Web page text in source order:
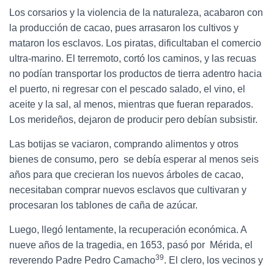
Los corsarios y la violencia de la naturaleza, acabaron con
la producción de cacao, pues arrasaron los cultivos y
mataron los esclavos. Los piratas, dificultaban el comercio
ultra-marino. El terremoto, cortó los caminos, y las recuas
no podían transportar los productos de tierra adentro hacia
el puerto, ni regresar con el pescado salado, el vino, el
aceite y la sal, al menos, mientras que fueran reparados.
Los merideños, dejaron de producir pero debían subsistir.
Las botijas se vaciaron, comprando alimentos y otros
bienes de consumo, pero se debía esperar al menos seis
años para que crecieran los nuevos árboles de cacao,
necesitaban comprar nuevos esclavos que cultivaran y
procesaran los tablones de caña de azúcar.
Luego, llegó lentamente, la recuperación económica. A
nueve años de la tragedia, en 1653, pasó por Mérida, el
reverendo Padre Pedro Camacho39. El clero, los vecinos y